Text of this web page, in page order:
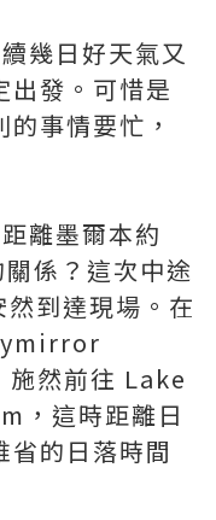
幾日好天氣又
出發。可惜是
事情要忙，
離墨爾本約
係？這次中途
到達現場。在
然前往 Lake
這時距離日
省的日落時間